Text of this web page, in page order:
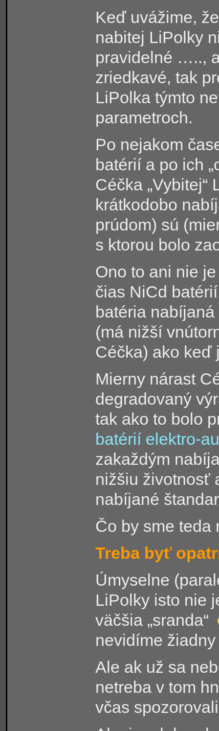
Keď uvážime,
nabitej LiPolky
pravidelné …..,
zriedkavé, tak
LiPolka týmto
parametroch.
Po nejakom
batérií a po ich
Céčka „Vybitej“
krátkodobo
prúdom) sú
s ktorou bolo
Ono to ani nie
čias NiCd
batéria nabíjaná
(má nižší
Céčka) ako keď
Mierny nárast
degradovaný
tak ako to bolo
batérií elektro-
zakaždým
nižšiu životnosť
nabíjané
Čo by sme teda
Treba byť
Úmyselne
LiPolky isto nie
väčšia „sranda“
nevidíme
Ale ak už sa
netreba v tom
včas